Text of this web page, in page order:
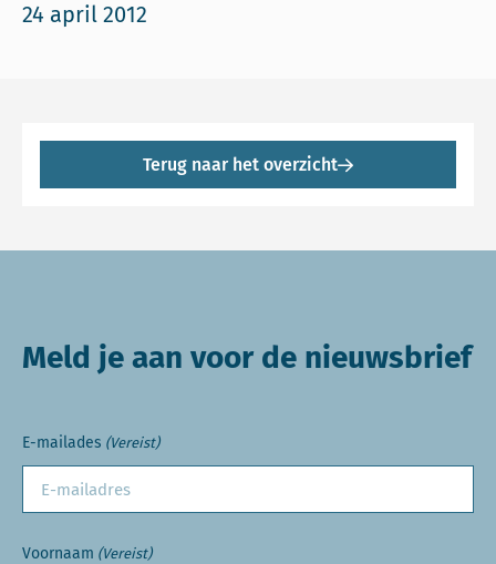
24 april 2012
Terug naar het overzicht
Meld je aan voor de nieuwsbrief
E-mailades (Vereist)
Voornaam (Vereist)